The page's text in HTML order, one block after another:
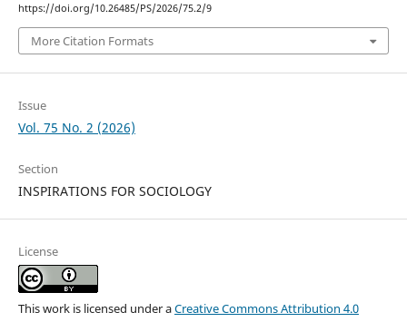
https://doi.org/10.26485/PS/2026/75.2/9
More Citation Formats
Issue
Vol. 75 No. 2 (2026)
Section
INSPIRATIONS FOR SOCIOLOGY
License
This work is licensed under aCreative Commons Attribution 4.0